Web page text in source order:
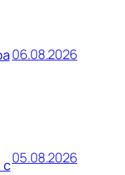
06.08.2026
с05.08.2026